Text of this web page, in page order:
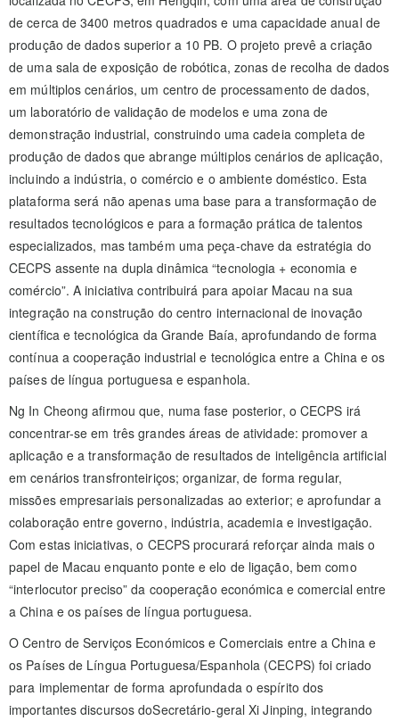
de cerca de 3400 metros quadrados e uma capacidade anual de
produção de dados superior a 10 PB. O projeto prevê a criação
de uma sala de exposição de robótica, zonas de recolha de dados
em múltiplos cenários, um centro de processamento de dados,
um laboratório de validação de modelos e uma zona de
demonstração industrial, construindo uma cadeia completa de
produção de dados que abrange múltiplos cenários de aplicação,
incluindo a indústria, o comércio e o ambiente doméstico. Esta
plataforma será não apenas uma base para a transformação de
resultados tecnológicos e para a formação prática de talentos
especializados, mas também uma peça-chave da estratégia do
CECPS assente na dupla dinâmica “tecnologia + economia e
comércio”. A iniciativa contribuirá para apoiar Macau na sua
integração na construção do centro internacional de inovação
científica e tecnológica da Grande Baía, aprofundando de forma
contínua a cooperação industrial e tecnológica entre a China e os
países de língua portuguesa e espanhola.
Ng In Cheong afirmou que, numa fase posterior, o CECPS irá
concentrar-se em três grandes áreas de atividade: promover a
aplicação e a transformação de resultados de inteligência artificial
em cenários transfronteiriços; organizar, de forma regular,
missões empresariais personalizadas ao exterior; e aprofundar a
colaboração entre governo, indústria, academia e investigação.
Com estas iniciativas, o CECPS procurará reforçar ainda mais o
papel de Macau enquanto ponte e elo de ligação, bem como
“interlocutor preciso” da cooperação económica e comercial entre
a China e os países de língua portuguesa.
O Centro de Serviços Económicos e Comerciais entre a China e
os Países de Língua Portuguesa/Espanhola (CECPS) foi criado
para implementar de forma aprofundada o espírito dos
importantes discursos doSecretário-geral Xi Jinping, integrando